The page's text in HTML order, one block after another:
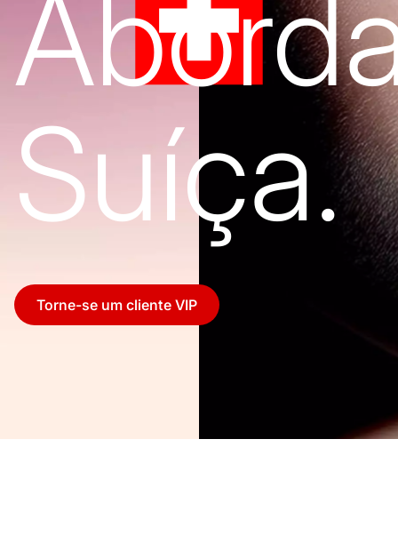
Suíça.
Torne-se um cliente VIP